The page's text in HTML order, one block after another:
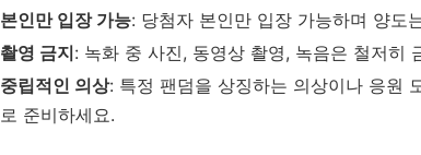
본인만 입장 가능: 당첨자 본인만 입장 가능하며 양도
촬영 금지: 녹화 중 사진, 동영상 촬영, 녹음은 철저히
중립적인 의상: 특정 팬덤을 상징하는 의상이나 응원
로 준비하세요.